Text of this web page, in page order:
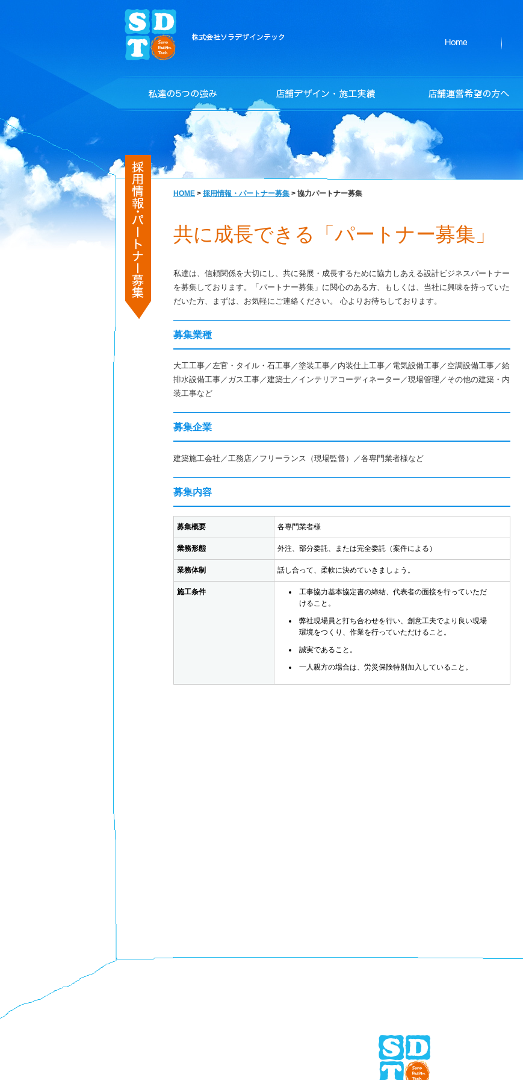
HOME > 採用情報・パートナー募集 > 協力パートナー募集
共に成長できる「パートナー募集」
私達は、信頼関係を大切にし、共に発展・成長するために協力しあえる設計ビジネスパートナー
を募集しております。「パートナー募集」に関心のある方、もしくは、当社に興味を持っていた
だいた方、まずは、お気軽にご連絡ください。 心よりお待ちしております。
募集業種
大工工事／左官・タイル・石工事／塗装工事／内装仕上工事／電気設備工事／空調設備工事／給
排水設備工事／ガス工事／建築士／インテリアコーディネーター／現場管理／その他の建築・内
装工事など
募集企業
建築施工会社／工務店／フリーランス（現場監督）／各専門業者様など
募集内容
募集概要 各専門業者様
業務形態 外注、部分委託、または完全委託（案件による）
業務体制 話し合って、柔軟に決めていきましょう。
施工条件
工事協力基本協定書の締結、代表者の面接を行っていただ
けること。
弊社現場員と打ち合わせを行い、創意工夫でより良い現場
環境をつくり、作業を行っていただけること。
誠実であること。
一人親方の場合は、労災保険特別加入していること。